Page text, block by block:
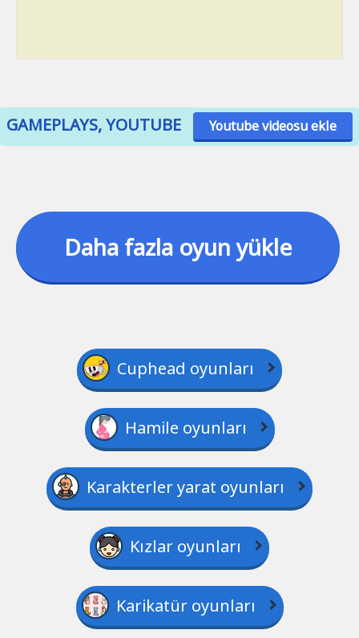
GAMEPLAYS, YOUTUBE Youtube videosu ekle
Daha fazla oyun yükle
Cuphead oyunları
Hamile oyunları
Karakterler yarat oyunları
Kızlar oyunları
Karikatür oyunları